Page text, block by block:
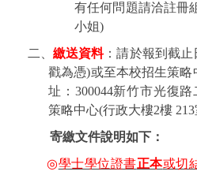
有任何問題請洽註冊
小姐)
二、繳送資料：請於報到截止
戳為憑)或至本校招生策略
址： 300044新竹市光復路
策略中心(行政大樓2樓 213
寄繳文件說明如下：
◎學士學位證書正本或切